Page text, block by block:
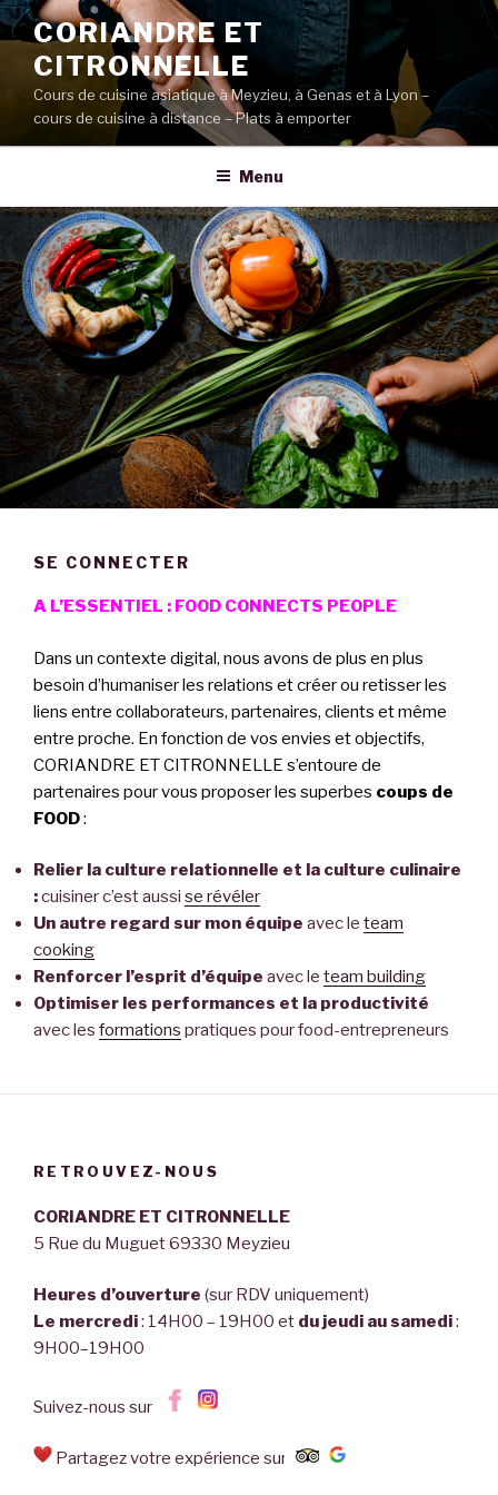
Aller
au
contenu
principal
CORIANDRE ET
CITRONNELLE
Cours de cuisine asiatique à Meyzieu, à Genas et à Lyon –
cours de cuisine à distance – Plats à emporter
Menu
SE CONNECTER
A L’ESSENTIEL : FOOD CONNECTS PEOPLE
Dans un contexte digital, nous avons de plus en plus
besoin d’humaniser les relations et créer ou retisser les
liens entre collaborateurs, partenaires, clients et même
entre proche. En fonction de vos envies et objectifs,
CORIANDRE ET CITRONNELLE s’entoure de
partenaires pour vous proposer les superbes coups de
FOOD:
Relier la culture relationnelle et la culture culinaire
:cuisiner c’est aussi se révéler
Un autre regard sur mon équipe avec le team
cooking
Renforcer l’esprit d’équipe avec le team building
Optimiser les performances et la productivité
avec les formations pratiques pour food-entrepreneurs
RETROUVEZ-NOUS
CORIANDRE ET CITRONNELLE
5 Rue du Muguet 69330 Meyzieu
Heures d’ouverture (sur RDV uniquement)
Le mercredi: 14H00 – 19H00 et du jeudi au samedi:
9H00–19H00
Suivez-nous sur
Partagez votre expérience sur